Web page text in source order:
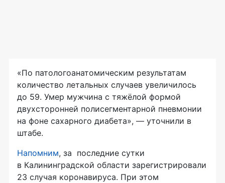
«По патологоанатомическим результатам
количество летальных случаев увеличилось
до 59. Умер мужчина с тяжёлой формой
двухсторонней полисегментарной пневмонии
на фоне сахарного диабета», — уточнили в
штабе.
Напомним, за последние сутки
в Калининградской области зарегистрировали
23 случая коронавируса. При этом